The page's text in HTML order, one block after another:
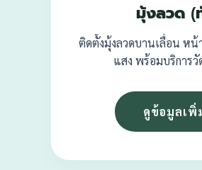
มุ้งลวด (
ติดตั้งมุ้งลวดบานเลื่อน หน้
แสง พร้อมบริการ
ดูข้อมูลเพิ่